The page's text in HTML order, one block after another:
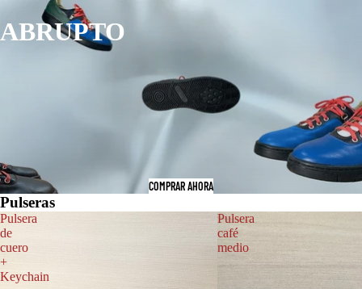
ABRUPTO
COMPRAR AHORA
Pulseras
Pulsera
de
cuero
+
Keychain
Pulsera
café
medio